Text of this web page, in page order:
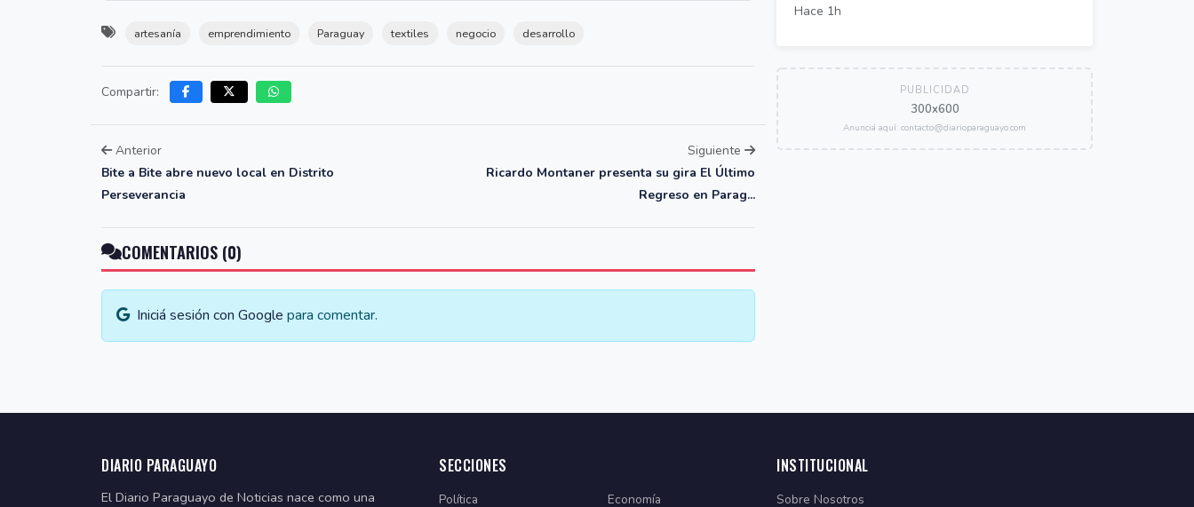
artesanía emprendimiento Paraguay textiles negocio desarrollo
Compartir:
Anterior
Bite a Bite abre nuevo local en Distrito
Perseverancia
Siguiente
Ricardo Montaner presenta su gira El Último
Regreso en Parag...
COMENTARIOS (0)
Iniciá sesión con Google para comentar.
Hace 1h
PUBLICIDAD
300x600
Anunciá aquí: contacto@diarioparaguayo.com
DIARIO PARAGUAYO
El Diario Paraguayo de Noticias nace como una
SECCIONES
Política Economía
INSTITUCIONAL
Sobre Nosotros